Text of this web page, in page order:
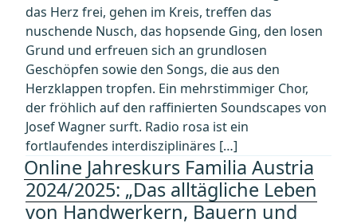
das Herz frei, gehen im Kreis, treffen das
nuschende Nusch, das hopsende Ging, den losen
Grund und erfreuen sich an grundlosen
Geschöpfen sowie den Songs, die aus den
Herzklappen tropfen. Ein mehrstimmiger Chor,
der fröhlich auf den raffinierten Soundscapes von
Josef Wagner surft. Radio rosa ist ein
fortlaufendes interdisziplinäres […]
Online Jahreskurs Familia Austria
2024/2025: „Das alltägliche Leben
von Handwerkern, Bauern und